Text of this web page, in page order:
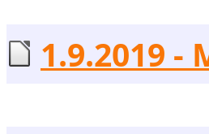
1.9.2019 -